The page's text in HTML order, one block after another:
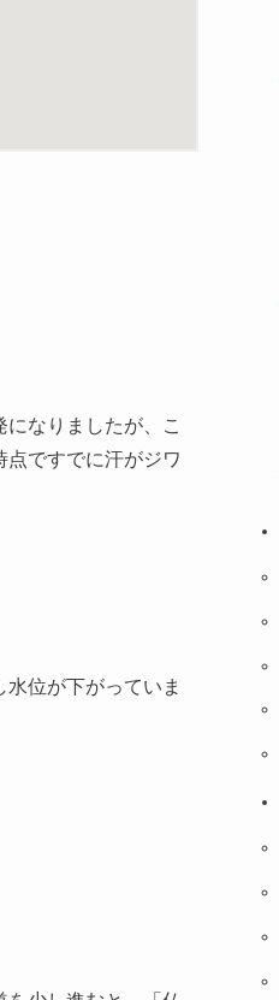
なりましたが、こ
点ですでに汗がジワ
位が下がっていま